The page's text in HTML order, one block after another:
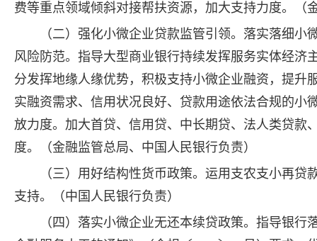
费等重点领域倾斜对接帮扶资源，加大支持力度。（
（二）强化小微企业贷款监管引领。落实落细
风险防范。指导大型商业银行持续发挥服务实体经济
分发挥地缘人缘优势，积极支持小微企业融资，提升
实融资需求、信用状况良好、贷款用途依法合规的小
放力度。加大首贷、信用贷、中长期贷、法人类贷款
度。（金融监管总局、中国人民银行负责）
（三）用好结构性货币政策。运用支农支小再
支持。（中国人民银行负责）
（四）落实小微企业无还本续贷政策。指导银